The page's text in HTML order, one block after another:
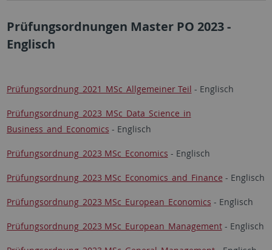
Prüfungsordnungen Master PO 2023 -
Englisch
Prüfungsordnung_2021_MSc_Allgemeiner Teil - Englisch
Prüfungsordnung_2023_MSc_Data_Science_in
Business_and_Economics - Englisch
Prüfungsordnung_2023 MSc_Economics - Englisch
Prüfungsordnung_2023 MSc_Economics_and_Finance - Englisch
Prüfungsordnung_2023 MSc_European_Economics - Englisch
Prüfungsordnung_2023 MSc_European_Management- Englisch